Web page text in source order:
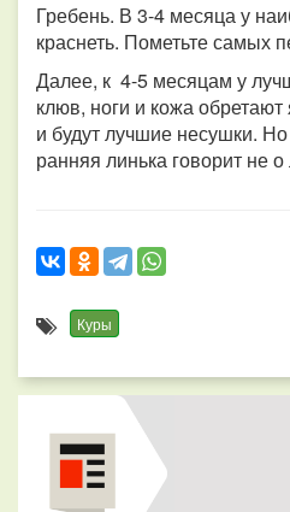
Гребень. В 3-4 месяца у
краснеть. Пометьте самых
Далее, к 4-5 месяцам у
клюв, ноги и кожа
и будут лучшие несушки.
ранняя линька говорит не
Куры